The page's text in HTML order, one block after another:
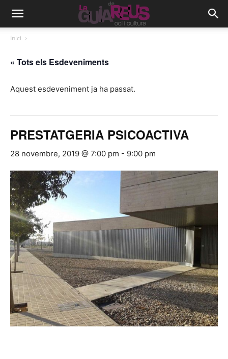
Inici
« Tots els Esdeveniments
Aquest esdeveniment ja ha passat.
PRESTATGERIA PSICOACTIVA
28 novembre, 2019 @ 7:00 pm - 9:00 pm